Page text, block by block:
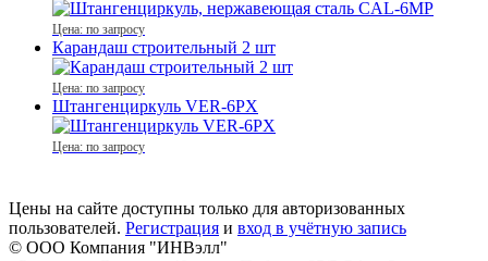
Цена: по запросу
Карандаш строительный 2 шт
Цена: по запросу
Штангенциркуль VER-6PX
Цена: по запросу
Цены на сайте доступны только для авторизованных
пользователей. Регистрация и вход в учётную запись
© ООО Компания "ИНВэлл"